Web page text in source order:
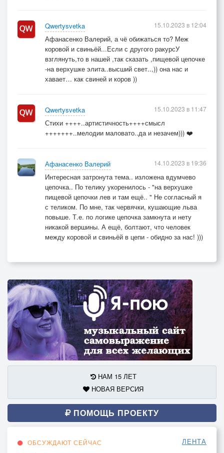
Qwertysvetka
Афанасенко Валерий, а чё обижаться то? Меж
коровой и свиньёй...Если с другого ракурсУ
взглянуть,то в нашей ,так сказать ,пищевой цепочке
-на верхушке элита..высший свет..,)) она нас и
хавает… как свиней и коров ))
15.10.2023 в 12:04
Qwertysvetka
Стихи ++++..артистичность++++смысл
+++++++..мелодии маловато..да и незачем))) ❤️
15.10.2023 в 11:47
Афанасенко Валерий
Интересная затронута тема.. изложена вдумчево
цепочка.. По телику укоренилось - "на верхушке
пищевой цепочки лев и там ещё.. " Не согласный я
с теликом. По мне, так червячки, кушающие льва
повыше. Т.е. по логике цепочка замкнута и нету
никакой вершины. А ещё, болтают, что человек
между коровой и свиньёй в цепи - обидно за нас! )))
14.10.2023 в 19:36
НАМ 15 ЛЕТ
НОВАЯ ВЕРСИЯ
ПОМОЩЬ ПРОЕКТУ
ОБСУЖДАЮТ СЕЙЧАС ЛЕНТА